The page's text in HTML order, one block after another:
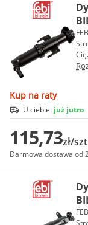
Kup na raty
U ciebie: już jutro
115,73zł/
Darmowa dostawa od